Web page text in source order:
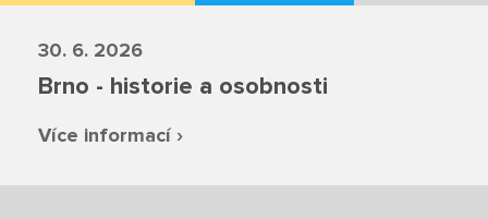
30. 6. 2026
Brno - historie a osobnosti
Více informací ›